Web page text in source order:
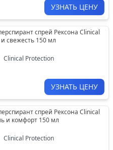
УЗНАТЬ ЦЕНУ
спрей Рексона Clinical
cвежесть 150 мл
Clinical Protection
УЗНАТЬ ЦЕНУ
спрей Рексона Clinical
и комфорт 150 мл
Clinical Protection